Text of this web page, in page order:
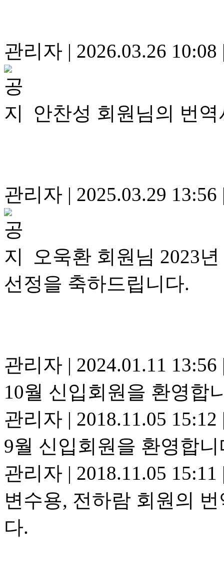
관리자 | 2026.03.26 10:08
안찬성 회원님의 번
관리자 | 2025.03.29 13:56
오욱환 회원님 2023
선정을 축하드립니다.
관리자 | 2024.01.11 13:56
10월 신입회원을 환영합
관리자 | 2018.11.05 15:12
9월 신입회원을 환영합
관리자 | 2018.11.05 15:11
변수용, 전하람 회원의
다.